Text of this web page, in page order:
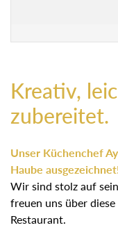
Kreativ,
zubereitet.
Unser Küchenchef
Haube
Wir sind stolz auf
freuen uns über
Restaurant.